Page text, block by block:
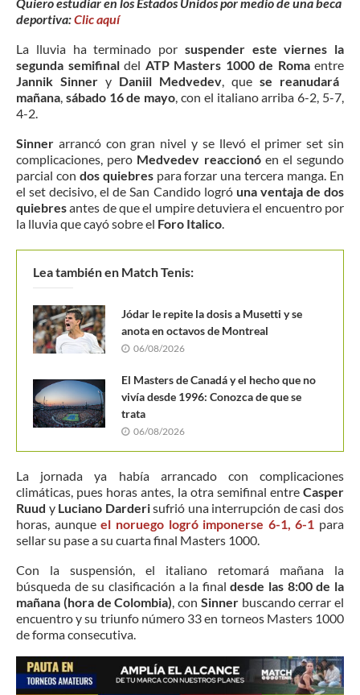
deportiva:Clic aquí
La lluvia ha terminado por suspender este viernes la
segunda semifinaldel ATP Masters 1000 de Romaentre
Jannik Sinner y Daniil Medvedev , que se reanudará
mañana sábado 16 de mayo , con el italiano arriba 6-2, 5-7,
4-2.
Sinner arrancó con gran nivel y se llevó el primer set sin
complicaciones, pero Medvedev reaccionóen el segundo
parcial con dos quiebrespara forzar una tercera manga. En
el set decisivo, el de San Candido logró una ventaja de dos
quiebresantes de que el umpire detuviera el encuentro por
la lluvia que cayó sobre el Foro Italico
Lea también en Match Tenis:
Jódar le repite la dosis a Musetti y se
anota en octavos de Montreal
06/08/2026
El Masters de Canadá y el hecho que no
vivía desde 1996: Conozca de que se
trata
06/08/2026
La jornada ya había arrancado con complicaciones
climáticas, pues horas antes, la otra semifinal entre Casper
Ruud y Luciano Darderisufrió una interrupción de casi dos
horas, aunqueel noruego logró imponerse 6-1, 6-1 para
sellar su pase a su cuarta final Masters 1000.
Con la suspensión, el italiano retomará mañana la
búsqueda de su clasificación a la final desde las 8:00 de la
mañana (hora de Colombia) , con Sinnerbuscando cerrar el
encuentro y su triunfo número 33 en torneos Masters 1000
de forma consecutiva.